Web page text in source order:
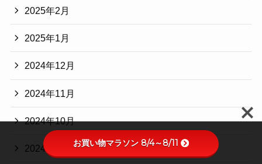
2025年2月
2025年1月
2024年12月
2024年11月
2024年10月
2024年9月 お買い物マラソン 8/4～8/11